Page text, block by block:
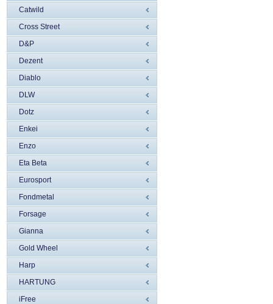
Catwild
Cross Street
D&P
Dezent
Diablo
DLW
Dotz
Enkei
Enzo
Eta Beta
Eurosport
Fondmetal
Forsage
Gianna
Gold Wheel
Harp
HARTUNG
iFree